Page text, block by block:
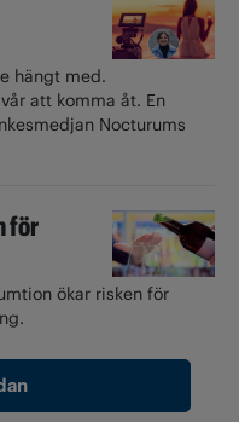
hängt med.
att komma åt. En
Nocturums
för
ökar risken för